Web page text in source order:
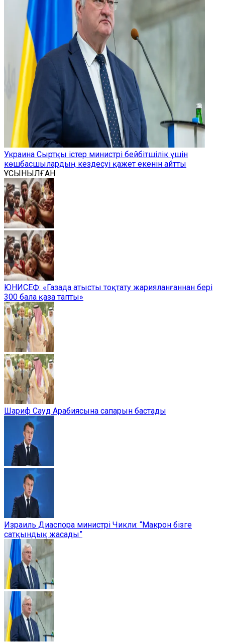
Украина Сыртқы істер министрі бейбітшілік үшін
көшбасшылардың кездесуі қажет екенін айтты
ҰСЫНЫЛҒАН
ЮНИСЕФ: «Газада атысты тоқтату жарияланғаннан бері
300 бала қаза тапты»
Шариф Сауд Арабиясына сапарын бастады
Израиль Диаспора министрі Чикли: “Макрон бізге
сатқындық жасады”